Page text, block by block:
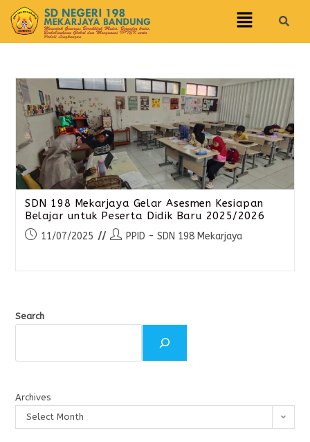
SDN 198 Mekarjaya Gelar Asesmen Kesiapan
Belajar untuk Peserta Didik Baru 2025/2026
11/07/2025 PPID - SDN 198 Mekarjaya
Search
Archives
Select Month